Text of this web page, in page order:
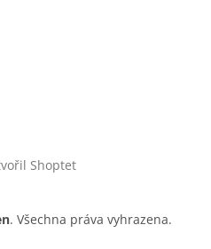
Shoptet
. Všechna práva vyhrazena.